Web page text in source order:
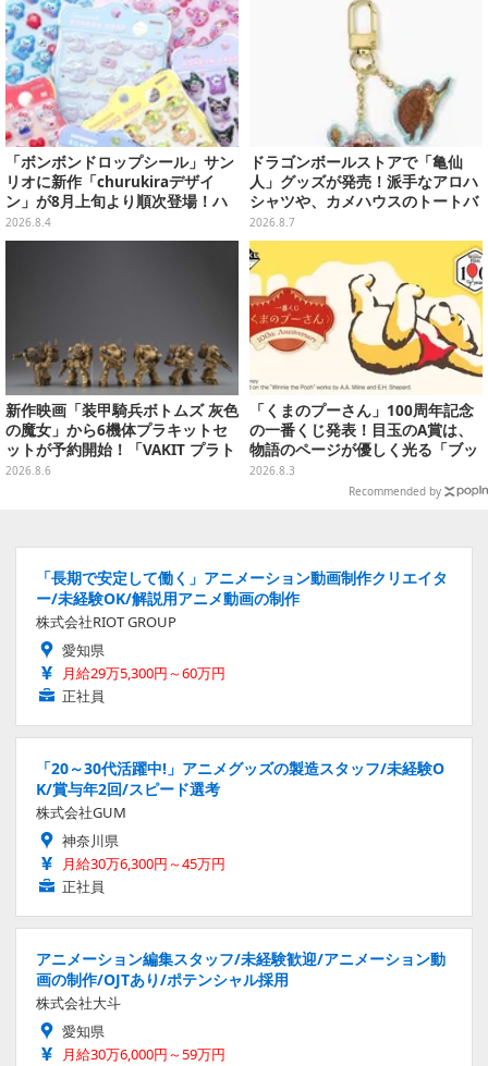
「ボンボンドロップシール」サン
リオに新作「churukiraデザイ
ン」が8月上旬より順次登場！ハ
ローキティ、はぴだんぶいなど全
8種類
2026.8.4
ドラゴンボールストアで「亀仙
人」グッズが発売！派手なアロハ
シャツや、カメハウスのトートバ
ッグなど夏らしいアイテムがズラ
リ
2026.8.7
新作映画「装甲騎兵ボトムズ 灰色
の魔女」から6機体プラキットセ
ットが予約開始！「VAKIT プラト
ーン」第1弾、各部関節可動仕様
2026.8.6
「くまのプーさん」100周年記念
の一番くじ発表！目玉のA賞は、
物語のページが優しく光る「ブッ
クシェイプドライト」
2026.8.3
Recommended by
「長期で安定して働く」アニメーション動画制作クリエイタ
ー/未経験OK/解説用アニメ動画の制作
株式会社RIOT GROUP
愛知県
月給29万5,300円～60万円
正社員
「20～30代活躍中!」アニメグッズの製造スタッフ/未経験O
K/賞与年2回/スピード選考
株式会社GUM
神奈川県
月給30万6,300円～45万円
正社員
アニメーション編集スタッフ/未経験歓迎/アニメーション動
画の制作/OJTあり/ポテンシャル採用
株式会社大斗
愛知県
月給30万6,000円～59万円